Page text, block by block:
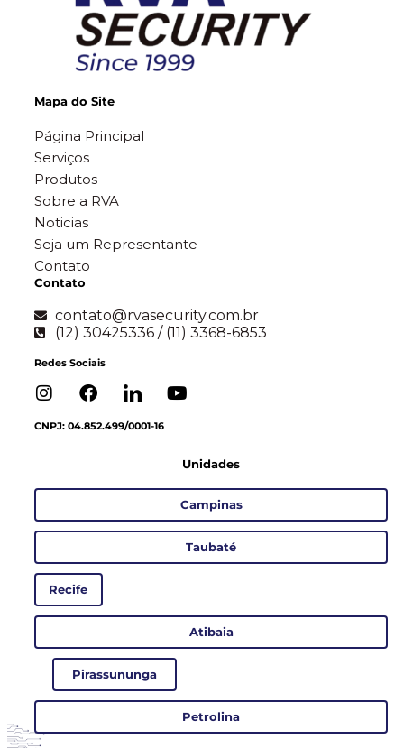
Mapa do Site
Página Principal
Serviços
Produtos
Sobre a RVA
Noticias
Seja um Representante
Contato
Contato
contato@rvasecurity.com.br
(12) 30425336 / (11) 3368-6853
Redes Sociais
CNPJ: 04.852.499/0001-16
Unidades
Campinas
Taubaté
Recife
Atibaia
Pirassununga
Petrolina